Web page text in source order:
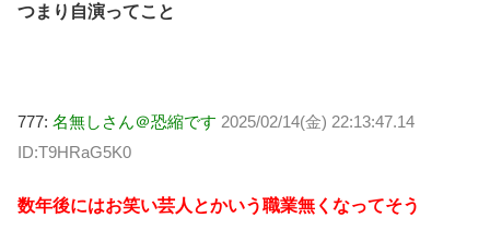
つまり自演ってこと
777: 名無しさん＠恐縮です 2025/02/14(金) 22:13:47.14
ID:T9HRaG5K0
数年後にはお笑い芸人とかいう職業無くなってそう